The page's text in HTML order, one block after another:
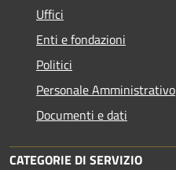
Uffici
Enti e fondazioni
Politici
Personale Amministrativo
Documenti e dati
CATEGORIE DI SERVIZIO